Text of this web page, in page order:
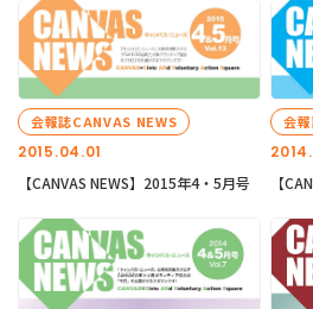
2015.04.01
会報誌CANVAS NEWS
【CANVAS NEWS】2015年4・5月号
会
【